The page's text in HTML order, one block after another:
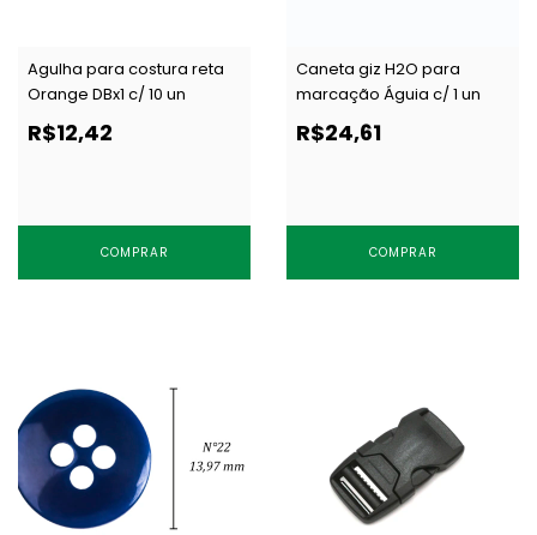
Agulha para costura reta
Orange DBx1 c/ 10 un
R$12,42
COMPRAR
Caneta giz H2O para
marcação Águia c/ 1 un
R$24,61
COMPRAR